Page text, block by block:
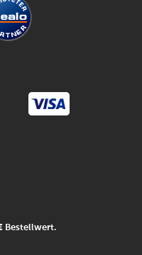
Bestellwert.